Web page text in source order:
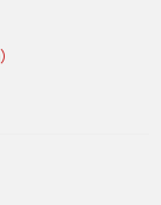
）